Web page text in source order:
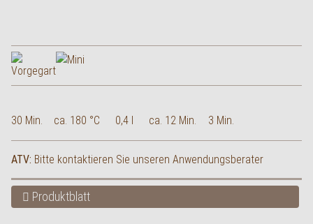
30 Min. ca. 180 °C 0,4 l ca. 12 Min. 3 Min.
ATV: Bitte kontaktieren Sie unseren Anwendungsberater
Produktblatt